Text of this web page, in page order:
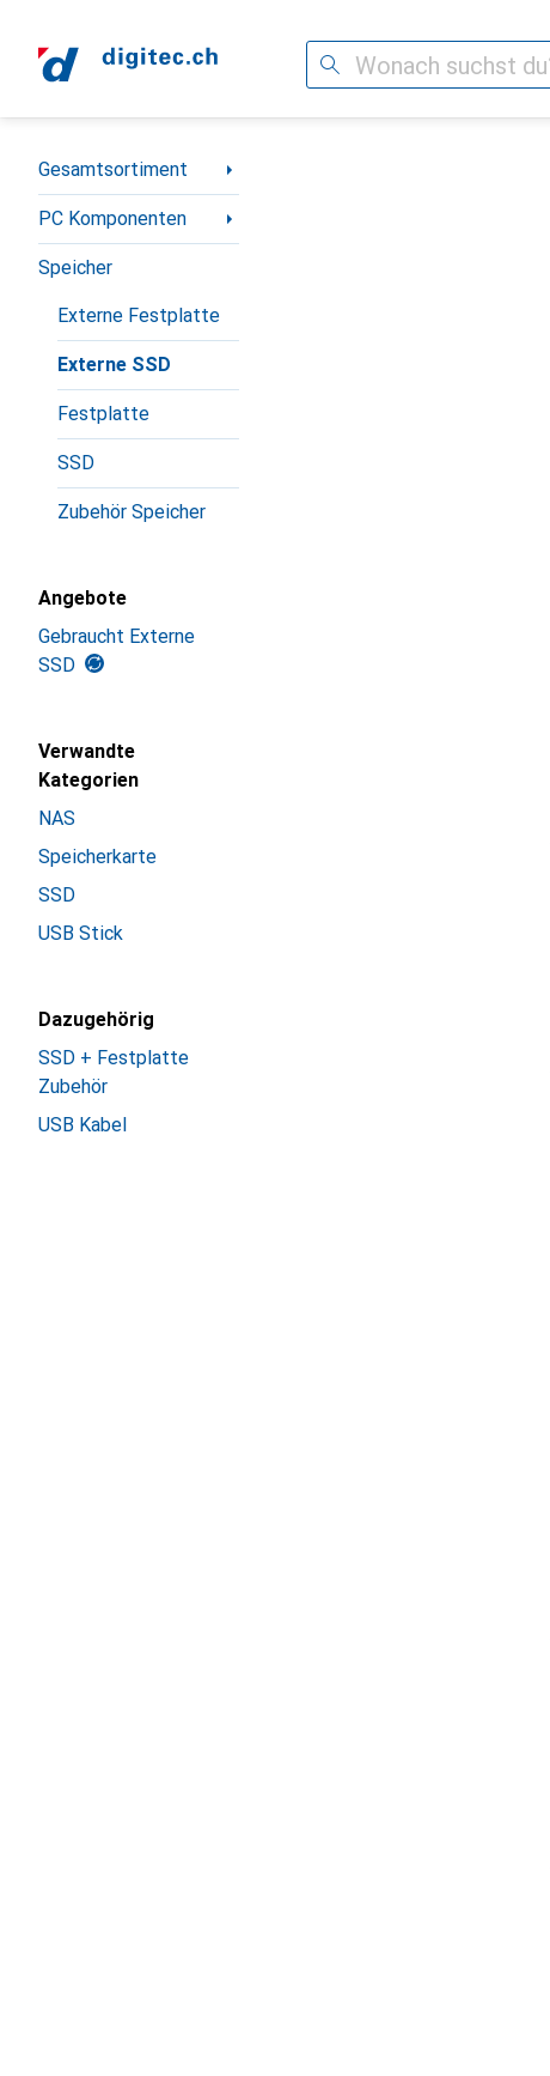
Suche
Navigation nach Kategorien
Gesamtsortiment
PC Komponenten
Speicher
Externe Festplatte
Externe SSD
Festplatte
SSD
Zubehör Speicher
Angebote
Gebraucht Externe
SSD
Verwandte
Kategorien
NAS
Speicherkarte
SSD
USB Stick
Dazugehörig
SSD + Festplatte
Zubehör
USB Kabel